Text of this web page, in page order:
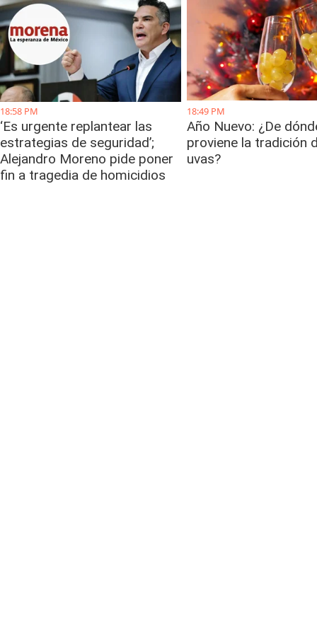
18:58 PM
‘Es urgente replantear las
estrategias de seguridad’;
Alejandro Moreno pide poner
fin a tragedia de homicidios
18:49 PM
Año Nuevo: ¿De
proviene la tradición
uvas?